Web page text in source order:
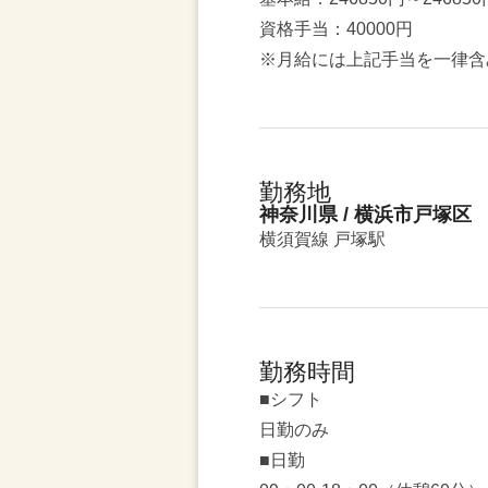
資格手当：40000円
※月給には上記手当を一律
勤務地
神奈川県 / 横浜市戸塚区
横須賀線 戸塚駅
勤務時間
■シフト
日勤のみ
■日勤